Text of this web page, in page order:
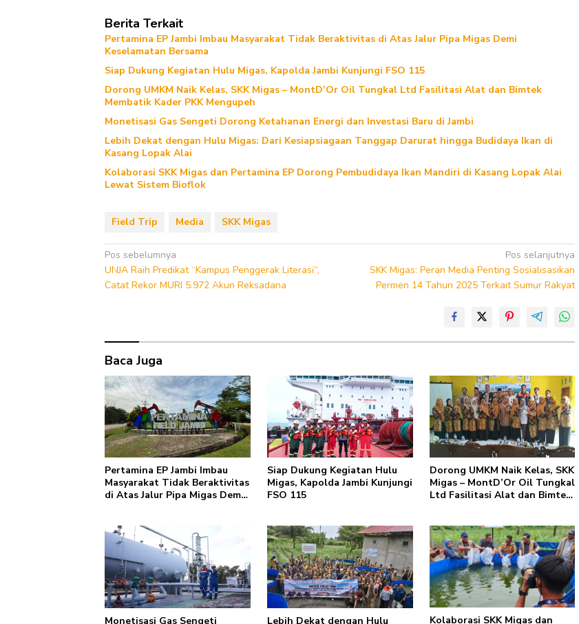
Berita Terkait
Pertamina EP Jambi Imbau Masyarakat Tidak Beraktivitas di Atas Jalur Pipa Migas Demi
Keselamatan Bersama
Siap Dukung Kegiatan Hulu Migas, Kapolda Jambi Kunjungi FSO 115
Dorong UMKM Naik Kelas, SKK Migas – MontD’Or Oil Tungkal Ltd Fasilitasi Alat dan Bimtek
Membatik Kader PKK Mengupeh
Monetisasi Gas Sengeti Dorong Ketahanan Energi dan Investasi Baru di Jambi
Lebih Dekat dengan Hulu Migas: Dari Kesiapsiagaan Tanggap Darurat hingga Budidaya Ikan di
Kasang Lopak Alai
Kolaborasi SKK Migas dan Pertamina EP Dorong Pembudidaya Ikan Mandiri di Kasang Lopak Alai
Lewat Sistem Bioflok
Field Trip Media SKK Migas
Navigasi
pos
Pos sebelumnya
UNJA Raih Predikat “Kampus Penggerak Literasi”,
Catat Rekor MURI 5.972 Akun Reksadana
Pos selanjutnya
SKK Migas: Peran Media Penting Sosialisasikan
Permen 14 Tahun 2025 Terkait Sumur Rakyat
Baca Juga
Pertamina EP Jambi Imbau
Masyarakat Tidak Beraktivitas
di Atas Jalur Pipa Migas Demi
Siap Dukung Kegiatan Hulu
Migas, Kapolda Jambi Kunjungi
FSO 115
Dorong UMKM Naik Kelas, SKK
Migas – MontD’Or Oil Tungkal
Ltd Fasilitasi Alat dan Bimtek
Monetisasi Gas Sengeti Lebih Dekat dengan Hulu Kolaborasi SKK Migas dan